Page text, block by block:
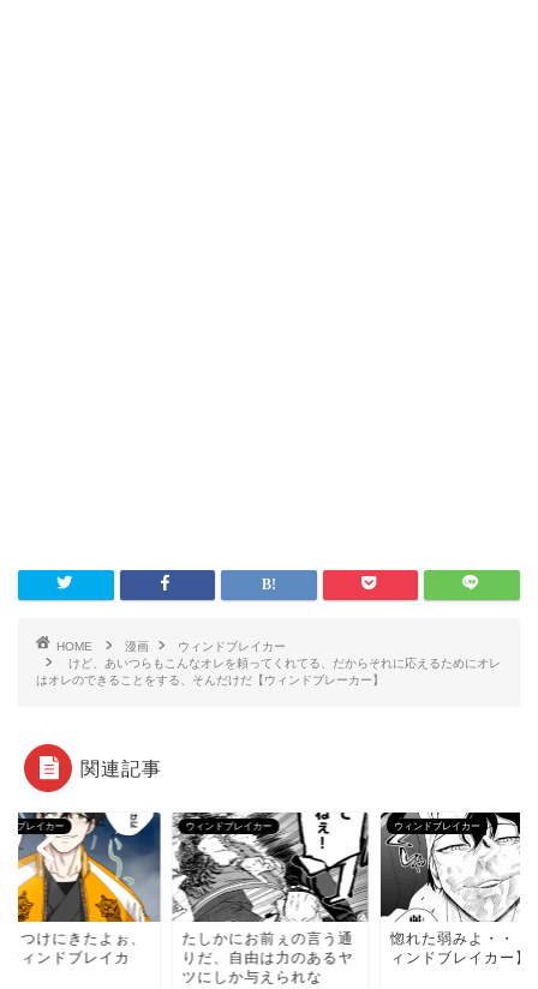
HOME 漫画
ウィンドブレイカー
けど、あいつらもこんなオレを頼ってくれてる、だからそれに応えるためにオレ
はオレのできることをする、そんだけだ【ウィンドブレーカー】
関連記事
ドブレイカー
かにお前ぇの言う通
、自由は力のあるヤ
ウィンドブレイカー
惚れた弱みよ・・・【ウ
ィンドブレイカー】
ウィンドブレイカー
かっこつけにきたよ
桜【ウィンドブレイ